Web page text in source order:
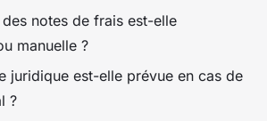
des notes de frais est-elle
manuelle ?
juridique est-elle prévue en cas de
?